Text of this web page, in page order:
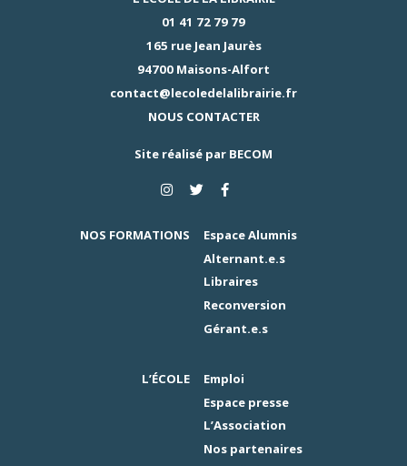
01 41 72 79 79
165 rue Jean Jaurès
94700 Maisons-Alfort
contact@lecoledelalibrairie.fr
NOUS CONTACTER
Site réalisé par BECOM
NOS FORMATIONS
Espace Alumnis
Alternant.e.s
Libraires
Reconversion
Gérant.e.s
L’ÉCOLE
Emploi
Espace presse
L’Association
Nos partenaires